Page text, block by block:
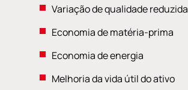
Variação de qualidade reduzida
Economia de matéria-prima
Economia de energia
Melhoria da vida útil do ativo